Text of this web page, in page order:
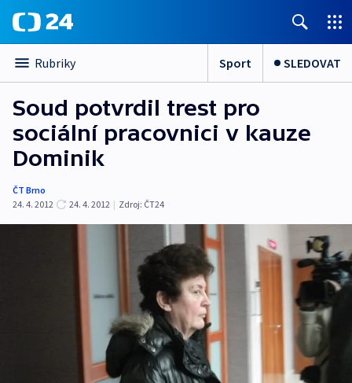
Rubriky Sport SLEDOVAT
Soud potvrdil trest pro
sociální pracovnici v kauze
Dominik
ČT Brno
24. 4. 2012
24. 4. 2012 | Zdroj: ČT24